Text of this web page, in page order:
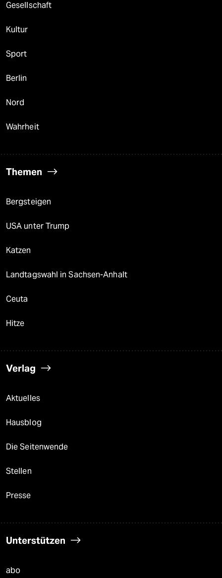
Gesellschaft
Kultur
Sport
Berlin
Nord
Wahrheit
Themen
Bergsteigen
USA unter Trump
Katzen
Landtagswahl in Sachsen-Anhalt
Ceuta
Hitze
Verlag
Aktuelles
Hausblog
Die Seitenwende
Stellen
Presse
Unterstützen
abo